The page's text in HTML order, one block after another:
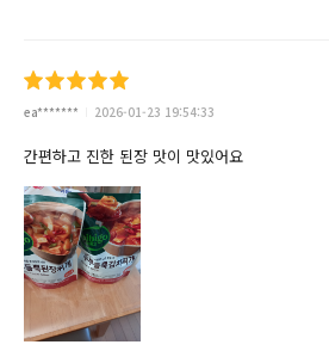
ea******* 2026-01-23 19:54:33
간편하고 진한 된장 맛이 맛있어요